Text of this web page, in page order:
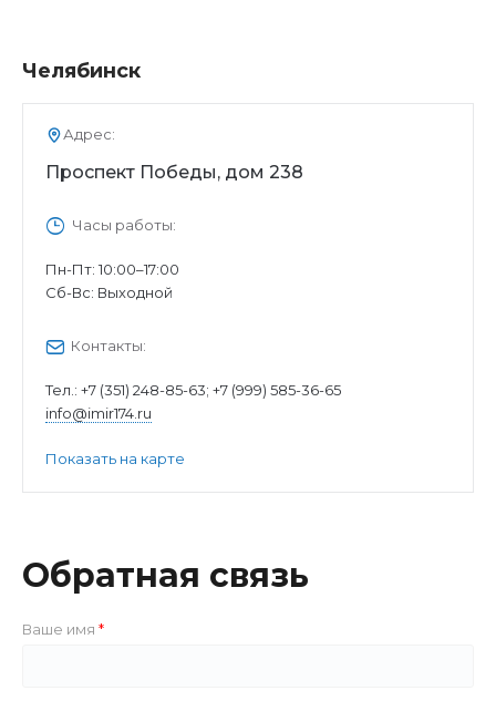
Челябинск
Адрес:
Проспект Победы, дом 238
Часы работы:
Пн-Пт: 10:00–17:00
Cб-Вс: Выходной
Контакты:
Тел.: +7 (351) 248-85-63; +7 (999) 585-36-65
info@imir174.ru
Показать на карте
Обратная связь
Ваше имя